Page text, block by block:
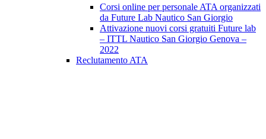
Corsi online per personale ATA organizzati
da Future Lab Nautico San Giorgio
Attivazione nuovi corsi gratuiti Future lab
– ITTL Nautico San Giorgio Genova –
2022
Reclutamento ATA